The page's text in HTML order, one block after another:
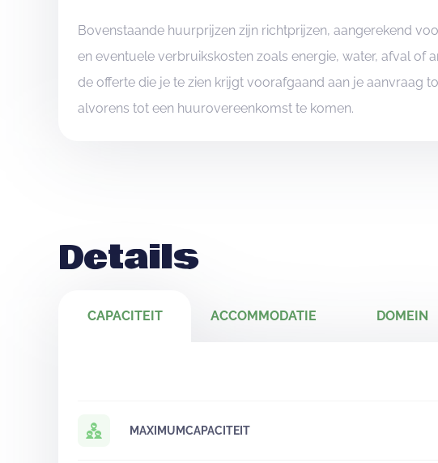
Bovenstaande huurprijzen zijn richtprijzen, aangerekend
en eventuele verbruikskosten zoals energie, water, afval of
de offerte die je te zien krijgt voorafgaand aan je aanvraag
alvorens tot een huurovereenkomst te komen.
Details
CAPACITEIT ACCOMMODATIE DOMEIN
MAXIMUMCAPACITEIT